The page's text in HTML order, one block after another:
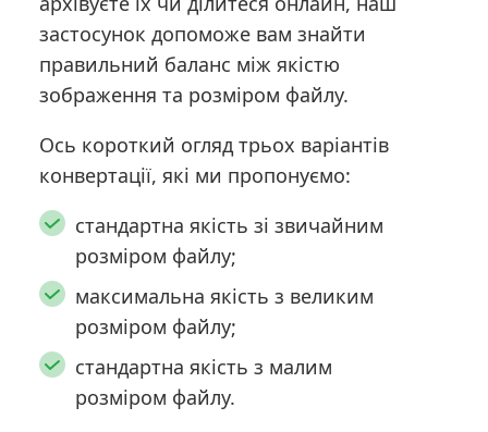
застосунок допоможе вам знайти
правильний баланс між якістю
зображення та розміром файлу.
Ось короткий огляд трьох варіантів
конвертації, які ми пропонуємо:
стандартна якість зі звичайним
розміром файлу;
максимальна якість з великим
розміром файлу;
стандартна якість з малим
розміром файлу.